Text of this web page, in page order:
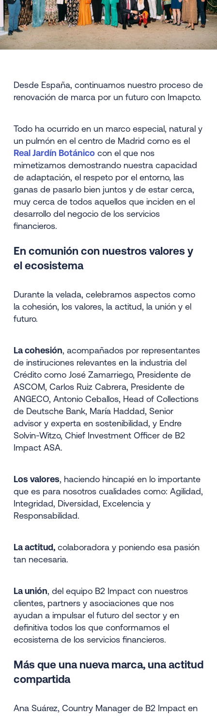
Desde España, continuamos nuestro proceso de
renovación de marca por un futuro con Imapcto.
Todo ha ocurrido en un marco especial, natural y
un pulmón en el centro de Madrid como es el
Real Jardín Botánico con el que nos
mimetizamos demostrando nuestra capacidad
de adaptación, el respeto por el entorno, las
ganas de pasarlo bien juntos y de estar cerca,
muy cerca de todos aquellos que inciden en el
desarrollo del negocio de los servicios
financieros.
En comunión con nuestros valores y
el ecosistema
Durante la velada, celebramos aspectos como
la cohesión, los valores, la actitud, la unión y el
futuro.
La cohesión, acompañados por representantes
de instiruciones relevantes en la industria del
Crédito como José Zamarriego, Presidente de
ASCOM, Carlos Ruiz Cabrera, Presidente de
ANGECO, Antonio Ceballos, Head of Collections
de Deutsche Bank, María Haddad, Senior
advisor y experta en sostenibilidad, y Endre
Solvin-Witzo, Chief Investment Officer de B2
Impact ASA.
Los valores, haciendo hincapié en lo importante
que es para nosotros cualidades como: Agilidad,
Integridad, Diversidad, Excelencia y
Responsabilidad.
La actitud, colaboradora y poniendo esa pasión
tan necesaria.
La unión, del equipo B2 Impact con nuestros
clientes, partners y asociaciones que nos
ayudan a impulsar el futuro del sector y en
definitiva todos los que conformamos el
ecosistema de los servicios financieros.
Más que una nueva marca, una actitud
compartida
Ana Suárez, Country Manager de B2 Impact en